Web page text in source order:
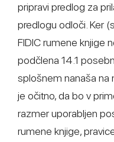
pripravi predlog za
predlogu odloči. Ker
FIDIC rumene knjige
podčlena 14.1
splošnem nanaša na
je očitno, da bo v
razmer uporabljen
rumene knjige,